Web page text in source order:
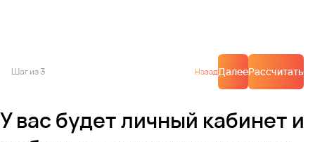
Шагиз 3 НазадДалееРассчитать
У вас будет личный кабинет и